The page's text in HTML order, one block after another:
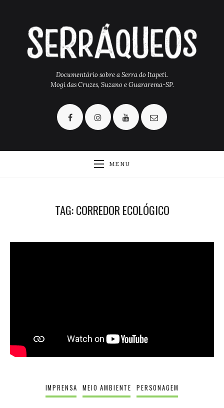
Documentário sobre a Serra do Itapeti.
Mogi das Cruzes, Suzano e Guararema-SP.
MENU
TAG: CORREDOR ECOLÓGICO
IMPRENSA MEIO AMBIENTE PERSONAGEM